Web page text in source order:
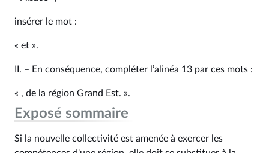
insérer le mot :
« et ».
II. – En conséquence, compléter l’alinéa 13 par ces mots :
« , de la région Grand Est. ».
Exposé sommaire
Si la nouvelle collectivité est amenée à exercer les